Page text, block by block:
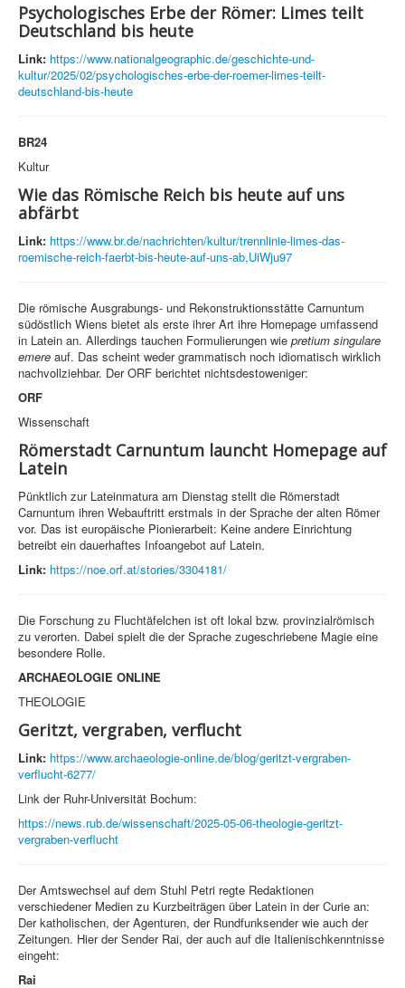
Psychologisches Erbe der Römer: Limes teilt
Deutschland bis heute
Link: https://www.nationalgeographic.de/geschichte-und-
kultur/2025/02/psychologisches-erbe-der-roemer-limes-teilt-
deutschland-bis-heute
BR24
Kultur
Wie das Römische Reich bis heute auf uns
abfärbt
Link: https://www.br.de/nachrichten/kultur/trennlinie-limes-das-
roemische-reich-faerbt-bis-heute-auf-uns-ab,UiWju97
Die römische Ausgrabungs- und Rekonstruktionsstätte Carnuntum
südöstlich Wiens bietet als erste ihrer Art ihre Homepage umfassend
in Latein an. Allerdings tauchen Formulierungen wie pretium singulare
emere auf. Das scheint weder grammatisch noch idiomatisch wirklich
nachvollziehbar. Der ORF berichtet nichtsdestoweniger:
ORF
Wissenschaft
Römerstadt Carnuntum launcht Homepage auf
Latein
Pünktlich zur Lateinmatura am Dienstag stellt die Römerstadt
Carnuntum ihren Webauftritt erstmals in der Sprache der alten Römer
vor. Das ist europäische Pionierarbeit: Keine andere Einrichtung
betreibt ein dauerhaftes Infoangebot auf Latein.
Link: https://noe.orf.at/stories/3304181/
Die Forschung zu Fluchtäfelchen ist oft lokal bzw. provinzialrömisch
zu verorten. Dabei spielt die der Sprache zugeschriebene Magie eine
besondere Rolle.
ARCHAEOLOGIE ONLINE
THEOLOGIE
Geritzt, vergraben, verflucht
Link: https://www.archaeologie-online.de/blog/geritzt-vergraben-
verflucht-6277/
Link der Ruhr-Universität Bochum:
https://news.rub.de/wissenschaft/2025-05-06-theologie-geritzt-
vergraben-verflucht
Der Amtswechsel auf dem Stuhl Petri regte Redaktionen
verschiedener Medien zu Kurzbeiträgen über Latein in der Curie an:
Der katholischen, der Agenturen, der Rundfunksender wie auch der
Zeitungen. Hier der Sender Rai, der auch auf die Italienischkenntnisse
eingeht:
Rai